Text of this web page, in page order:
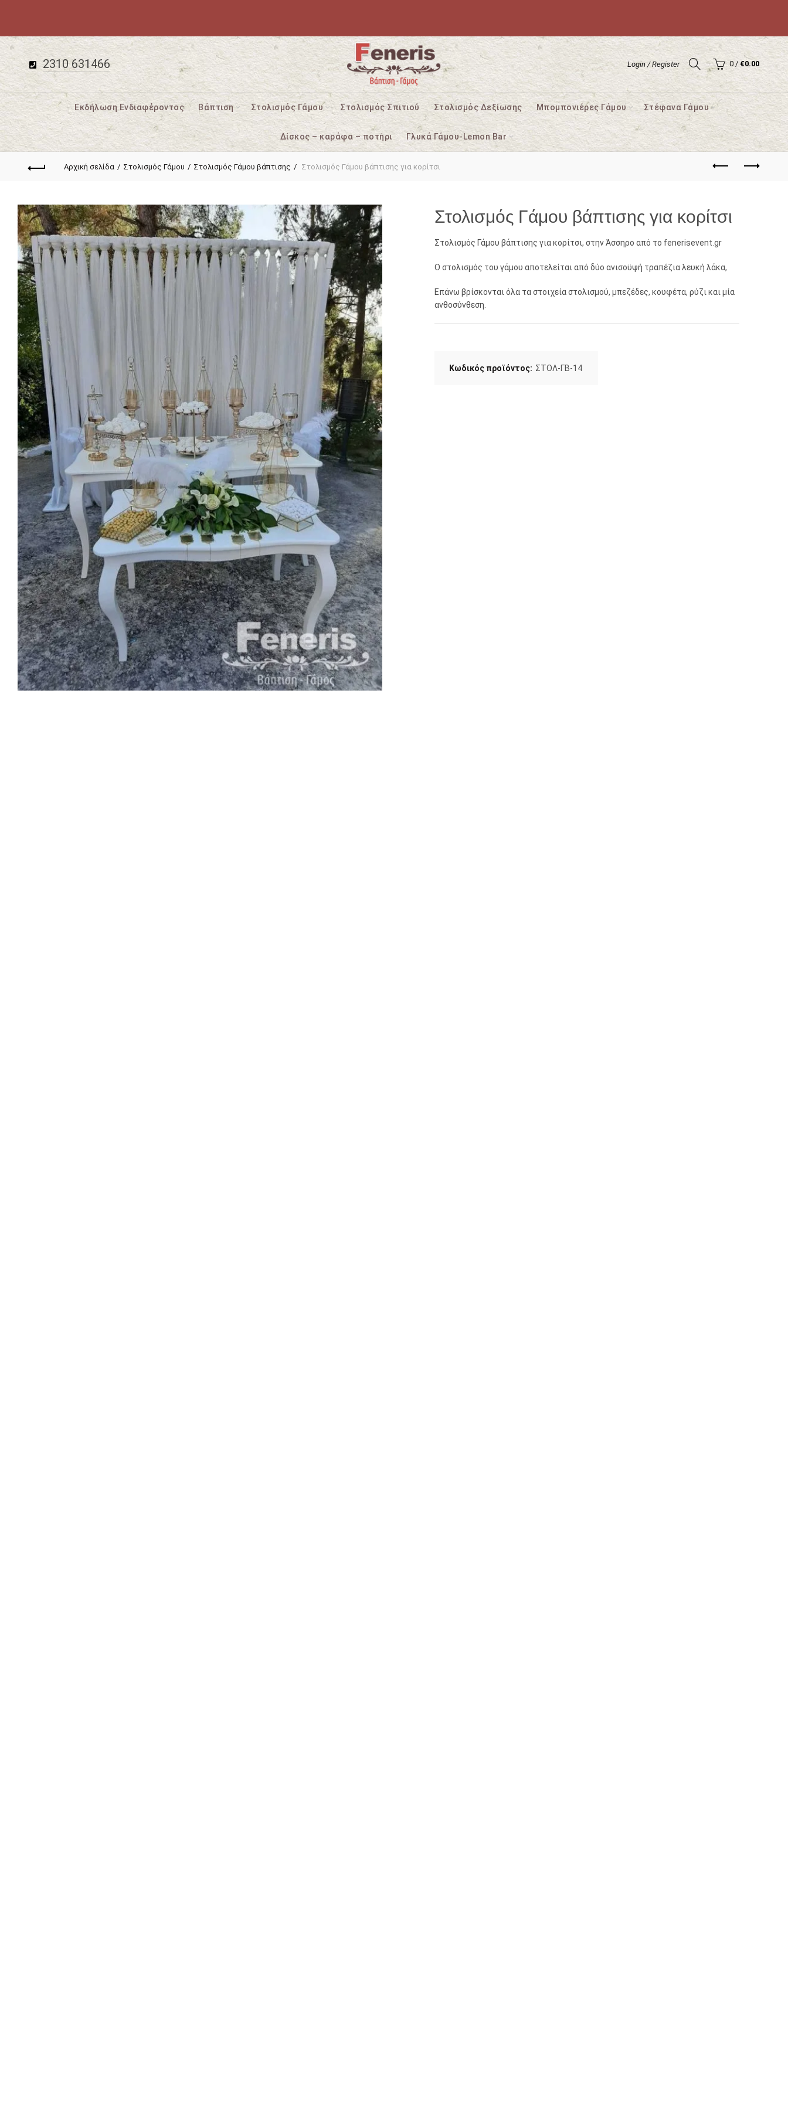
2310 631466 Login / Register 0 / €0.00
Εκδήλωση Ενδιαφέροντος Βάπτιση Στολισμός Γάμου Στολισμός Σπιτιού Στολισμός Δεξίωσης Μπομπονιέρες Γάμου Στέφανα Γάμου
Δίσκος – καράφα – ποτήρι Γλυκά Γάμου-Lemon Bar
Αρχική σελίδα Στολισμός Γάμου Στολισμός Γάμου βάπτισης Στολισμός Γάμου βάπτισης για κορίτσι
Στολισμός Γάμου βάπτισης για κορίτσι
Στολισμός Γάμου βάπτισης για κορίτσι, στην Άσσηρο από το fenerisevent.gr
Ο στολισμός του γάμου αποτελείται από δύο ανισοϋψή τραπέζια λευκή λάκα,
Επάνω βρίσκονται όλα τα στοιχεία στολισμού, μπεζέδες, κουφέτα, ρύζι και μία
ανθοσύνθεση.
Κωδικός προϊόντος: ΣΤΟΛ-ΓΒ-14